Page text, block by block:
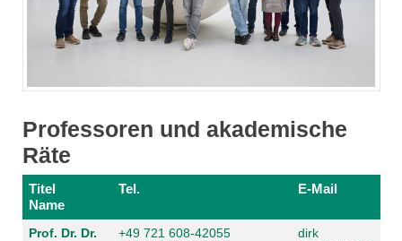
Professoren und akademische
Räte
Titel
Name
Tel. E-Mail
Prof. Dr. Dr.
+49 721 608-42055
dirk